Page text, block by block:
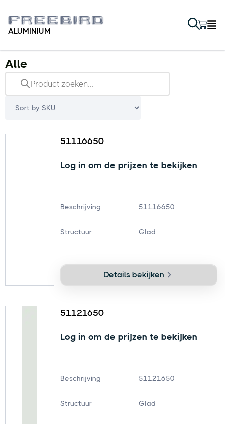
ALUMINIUM
Alle
51116650
Log in om de prijzen te bekijken
Beschrijving 51116650
Structuur Glad
Details bekijken
51121650
Log in om de prijzen te bekijken
Beschrijving 51121650
Structuur Glad